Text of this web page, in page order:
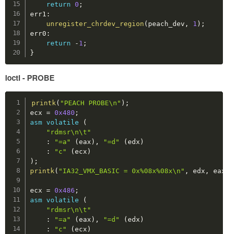
static
static u64 shutdown_rbp;
return
0 ;
err1 :
unregister_chrdev_region ( peach_dev , 1 ) ;
err0 :
return
- 1 ;
}
ioctl - PROBE
printk ( "PEACH PROBE\n" ) ;
ecx = 0x480 ;
asm volatile
(
"rdmsr\n\t"
:
"=a" (eax ) , "=d" (edx )
:
"c" (ecx )
) ;
printk ( "IA32_VMX_BASIC = 0x%08x%08x\n" , edx , eax
ecx = 0x486 ;
asm volatile
(
"rdmsr\n\t"
:
"=a" (eax ) , "=d" (edx )
:
"c" (ecx )